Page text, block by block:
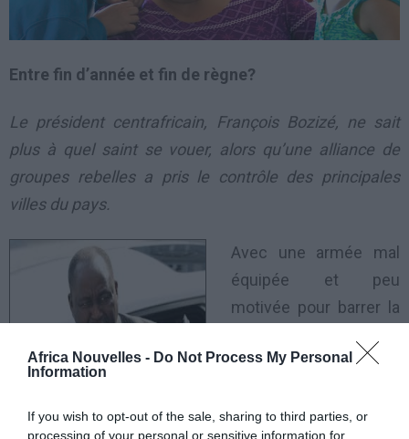
Africa Nouvelles - Do Not Process My Personal
Information
If you wish to opt-out of the sale, sharing to third parties, or
processing of your personal or sensitive information for
Entre fin d’année et fin de règne?
Le président centrafricain, François Bozizé, ne sait
plus à quel saint se vouer, alors qu’une alliance de
groupes rebelles a pris le contrôle des principales
villes du pays.
Avec une armée mal
équipée et peu
motivée pour barrer la
chef de l’Etat ne peut
fameux accord de